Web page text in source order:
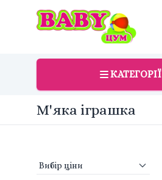
КАТЕГОРІЇ
М'яка іграшка
Вибір ціни